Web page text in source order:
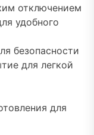
отключением
удобного
безопасности
для легкой
для